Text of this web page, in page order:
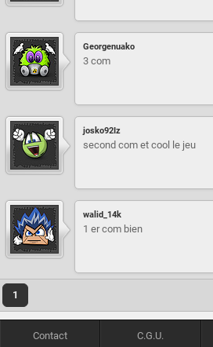
Georgenuako
3 com
josko92Iz
second com et cool le jeu
walid_14k
1 er com bien
1
Contact C.G.U.